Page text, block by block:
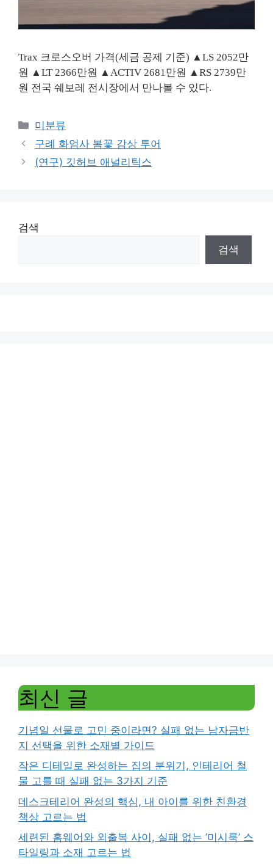
Trax 크로스오버 가격(세금 공제 기준) ▲LS 2052만
원 ▲LT 2366만원 ▲ACTIV 2681만원 ▲RS 2739만
원 전국 쉐보레 전시장에서 만나볼 수 있다.
Categories
미분류
구례 화엄사 봄꽃 감상 투어
(연구) 깃허브 애널리틱스
검색
검색
최신 글
기념일 선물로 고민 중이라면? 실패 없는 남자금반
지 선택을 위한 소재별 가이드
작은 디테일로 완성하는 집의 분위기, 인테리어 철
물 고를 때 실패 없는 3가지 기준
데스크테리어 완성의 핵심, 내 아이를 위한 친환경
책상 고르는 법
세련된 홈웨어와 외출복 사이, 실패 없는 ‘미시룩’ 스
타일링과 소재 고르는 법